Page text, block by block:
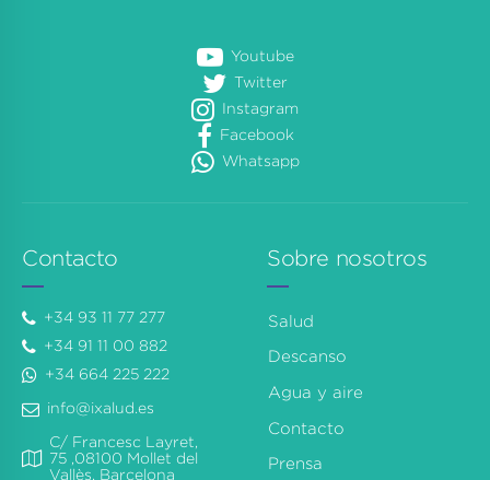
Youtube
Twitter
Instagram
Facebook
Whatsapp
Contacto
+34 93 11 77 277
+34 91 11 00 882
+34 664 225 222
info@ixalud.es
C/ Francesc Layret,
75 ,08100 Mollet del
Vallès, Barcelona
Sobre nosotros
Salud
Descanso
Agua y aire
Contacto
Prensa